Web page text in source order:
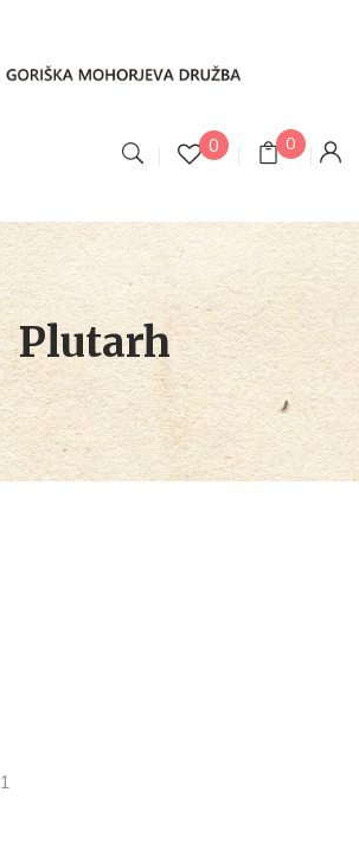
0 0
Plutarh
1